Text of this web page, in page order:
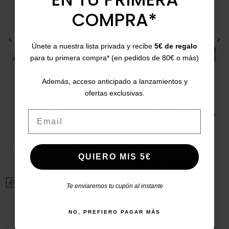
<
851000.2290.011
40 41 42 43 44 45
Precio
47,00 €
>
Sandalias marrones con
35 36 37 38 39 40
Precio base-8%
5/5star (3 opiniones)
¡EN OFERTA! ¡EN OFERTA!
COMPRA*
Únete a nuestra lista privada y recibe 5€ de regalo
para tu primera compra* (en pedidos de 80€ o más)
Además, acceso anticipado a lanzamientos y
ofertas exclusivas.
QUIERO MIS 5€
Te enviaremos tu cupón al instante
NO, PREFIERO PAGAR MÁS